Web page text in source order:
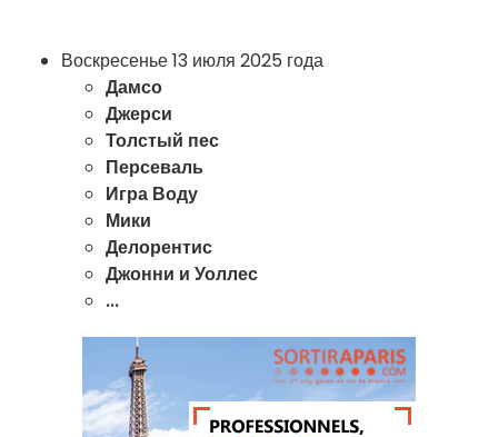
Воскресенье 13 июля 2025 года
Дамсо
Джерси
Толстый пес
Персеваль
Игра Воду
Мики
Делорентис
Джонни и Уоллес
...